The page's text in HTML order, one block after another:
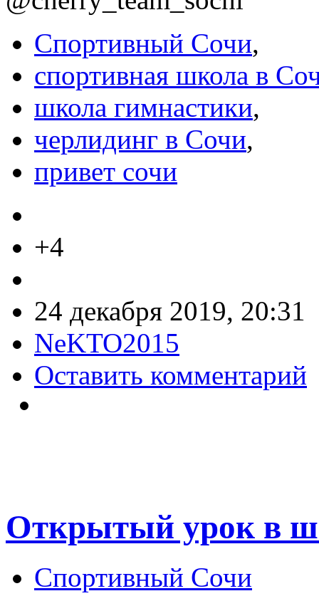
Спортивный Сочи,
спортивная школа в
школа гимнастики,
черлидинг в Сочи,
привет сочи
+4
24 декабря 2019, 20:31
NeKTO2015
Оставить комментарий
Открытый урок в
Спортивный Сочи